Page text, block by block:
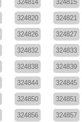
324814 324815
324820 324821
324826 324827
324832 324833
324838 324839
324844 324845
324850 324851
324856 324857